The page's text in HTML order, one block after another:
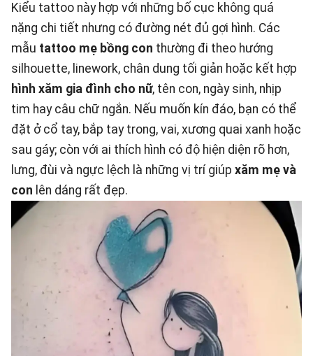
Kiểu tattoo này hợp với những bố cục không quá
nặng chi tiết nhưng có đường nét đủ gợi hình. Các
mẫu tattoo mẹ bồng con thường đi theo hướng
silhouette, linework, chân dung tối giản hoặc kết hợp
hình xăm gia đình cho nữ, tên con, ngày sinh, nhịp
tim hay câu chữ ngắn. Nếu muốn kín đáo, bạn có thể
đặt ở cổ tay, bắp tay trong, vai, xương quai xanh hoặc
sau gáy; còn với ai thích hình có độ hiện diện rõ hơn,
lưng, đùi và ngực lệch là những vị trí giúp xăm mẹ và
con lên dáng rất đẹp.